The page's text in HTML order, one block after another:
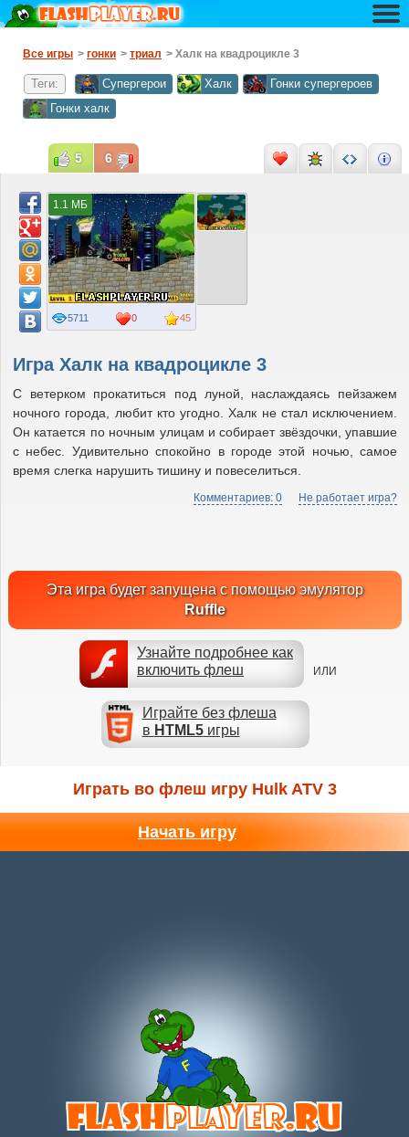
Все игры > гонки > триал > Халк на квадроцикле 3
Теги: Супергерои Халк
Гонки супергероев
Гонки халк
Игра Халк на квадроцикле 3
С ветерком прокатиться под луной, наслаждаясь пейзажем
ночного города, любит кто угодно. Халк не стал исключением.
Он катается по ночным улицам и собирает звёздочки, упавшие
с небес. Удивительно спокойно в городе этой ночью, самое
время слегка нарушить тишину и повеселиться.
Комментариев: 0 Не работает игра?
Эта игра будет запущена с помощью эмулятор
Ruffle
Узнайте подробнее как
включить флеш
ИЛИ
Играйте без флеша
в HTML5игры
45
5711 0
1.1 МБ
5 6
Играть во флеш игру Hulk ATV 3
Начать игру